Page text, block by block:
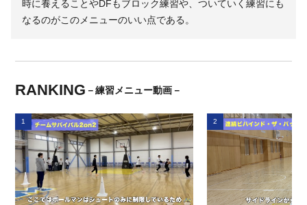
時に養えることやDFもブロック練習や、ついていく練習にも
なるのがこのメニューのいい点である。
RANKING －練習メニュー動画－
1 2